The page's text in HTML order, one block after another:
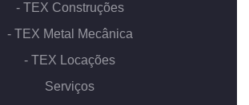
- TEX Construções
- TEX Metal Mecânica
- TEX Locações
Serviços